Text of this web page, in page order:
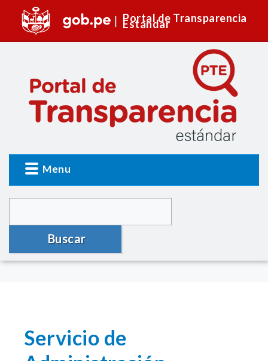
Portal de Transparencia
Estándar
Menu
Buscar
Servicio de